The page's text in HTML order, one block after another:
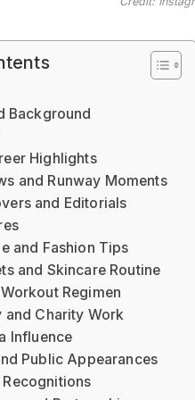
Background
Highlights
and Runway Moments
and Editorials
and Fashion Tips
and Skincare Routine
Regimen
and Charity Work
Influence
Public Appearances